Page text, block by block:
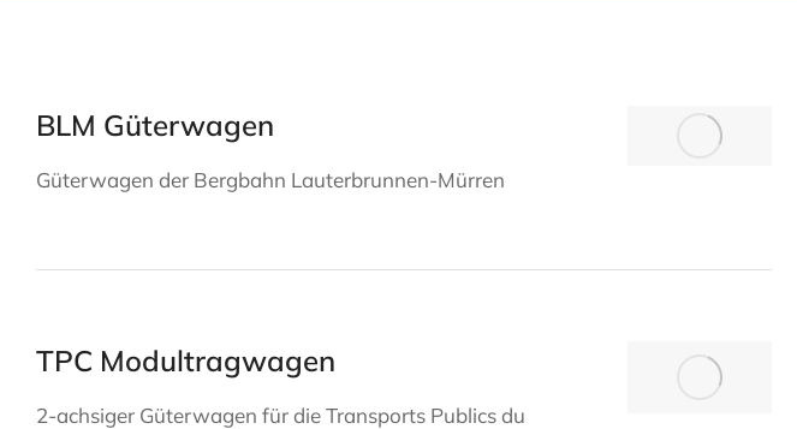
BLM Güterwagen
Güterwagen der Bergbahn Lauterbrunnen-Mürren
TPC Modultragwagen
2-achsiger Güterwagen für die Transports Publics du